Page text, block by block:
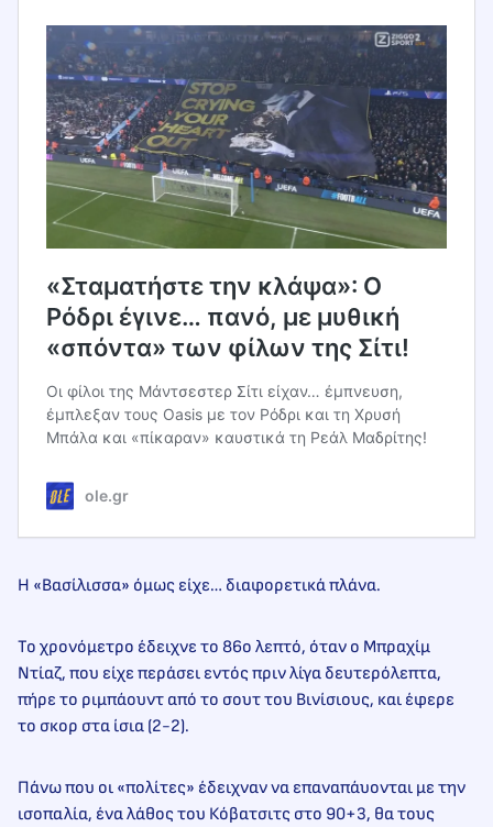
«Σταματήστε την κλάψα»: Ο
Ρόδρι έγινε… πανό, με μυθική
«σπόντα» των φίλων της Σίτι!
Οι φίλοι της Μάντσεστερ Σίτι είχαν… έμπνευση,
έμπλεξαν τους Oasis με τον Ρόδρι και τη Χρυσή
Μπάλα και «πίκαραν» καυστικά τη Ρεάλ Μαδρίτης!
ole.gr
Η «Βασίλισσα» όμως είχε… διαφορετικά πλάνα.
Το χρονόμετρο έδειχνε το 86ο λεπτό, όταν ο Μπραχίμ
Ντίαζ, που είχε περάσει εντός πριν λίγα δευτερόλεπτα,
πήρε το ριμπάουντ από το σουτ του Βινίσιους, και έφερε
το σκορ στα ίσια (2-2).
Πάνω που οι «πολίτες» έδειχναν να επαναπάυονται με την
ισοπαλία, ένα λάθος του Κόβατσιτς στο 90+3, θα τους